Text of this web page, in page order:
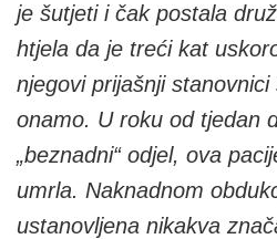
je šutjeti i čak postala
htjela da je treći kat
njegovi prijašnji
onamo. U roku od tjedan
„beznadni“ odjel, ova
umrla. Naknadnom
ustanovljena nikakva